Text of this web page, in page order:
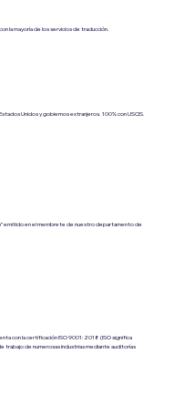
la mayoría de los servicios de traducción.
Unidos y gobiernos extranjeros. 100% con USCIS.
emitido en el membrete de nuestro departamento de
con la certificación ISO 9001:2018 (ISO significa
trabajo de numerosas industrias mediante auditorías